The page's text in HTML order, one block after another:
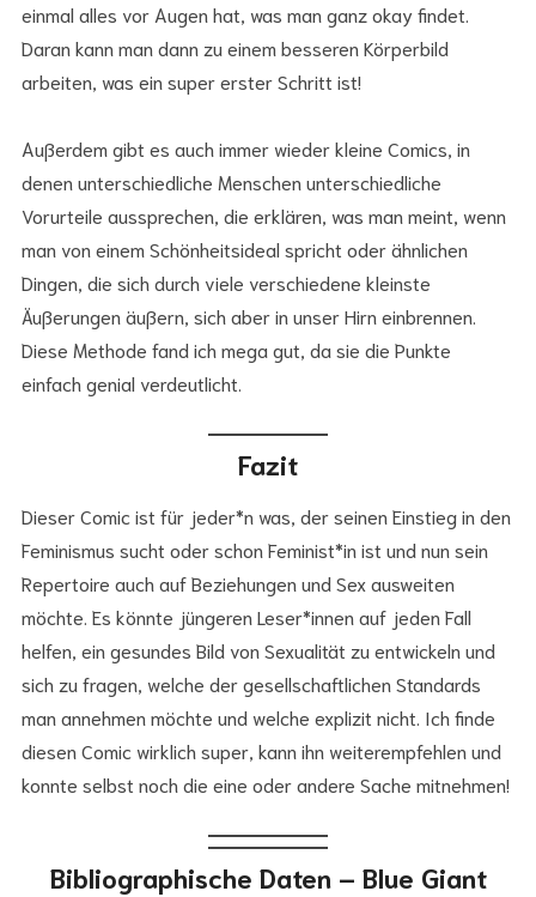
einmal alles vor Augen hat, was man ganz okay findet.
Daran kann man dann zu einem besseren Körperbild
arbeiten, was ein super erster Schritt ist!
Außerdem gibt es auch immer wieder kleine Comics, in
denen unterschiedliche Menschen unterschiedliche
Vorurteile aussprechen, die erklären, was man meint, wenn
man von einem Schönheitsideal spricht oder ähnlichen
Dingen, die sich durch viele verschiedene kleinste
Äußerungen äußern, sich aber in unser Hirn einbrennen.
Diese Methode fand ich mega gut, da sie die Punkte
einfach genial verdeutlicht.
Fazit
Dieser Comic ist für jeder*n was, der seinen Einstieg in den
Feminismus sucht oder schon Feminist*in ist und nun sein
Repertoire auch auf Beziehungen und Sex ausweiten
möchte. Es könnte jüngeren Leser*innen auf jeden Fall
helfen, ein gesundes Bild von Sexualität zu entwickeln und
sich zu fragen, welche der gesellschaftlichen Standards
man annehmen möchte und welche explizit nicht. Ich finde
diesen Comic wirklich super, kann ihn weiterempfehlen und
konnte selbst noch die eine oder andere Sache mitnehmen!
Bibliographische Daten – Blue Giant